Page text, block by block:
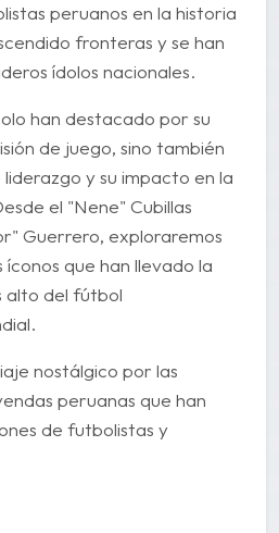
peruanos en la historia
fronteras y se han
ídolos nacionales.
han destacado por su
de juego, sino también
y su impacto en la
el "Nene" Cubillas
Guerrero, exploraremos
que han llevado la
alto del fútbol
nostálgico por las
peruanas que han
de futbolistas y